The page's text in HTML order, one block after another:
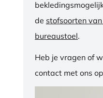
de stofsoorten
bureaustoel.
Heb je vragen of
contact met ons